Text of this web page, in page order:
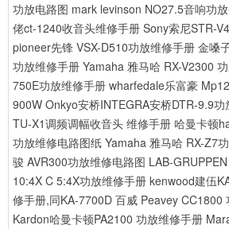
功放电路图 mark levinson NO27.5音响功
佬ct-1240收音头维修手册 Sony索尼STR-
pioneer先锋 VSX-D510功放维修手册 金嗓
功放维修手册 Yamaha 雅马哈 RX-V2300
750E功放维修手册 wharfedale乐富豪
900W Onkyo安桥INTEGRA安桥DTR-9.9功
TU-X1调频调幅收音头 维修手册 哈曼卡顿
功放维修电路图纸 Yamaha 雅马哈 RX-Z7
骏 AVR300功放维修电路图 LAB-
10:4X C 5:4X功放维修手册 kenwood建伍
修手册,同KA-7700D 百威 Peavey CC1800
Kardon哈曼卡顿PA2100 功放维修手册